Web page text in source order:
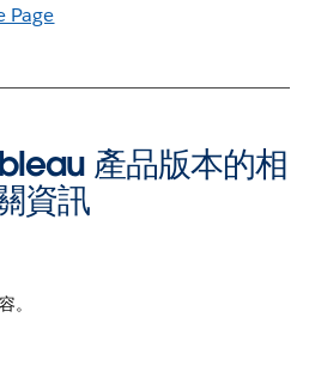
Page
產品版本的相
資訊
。